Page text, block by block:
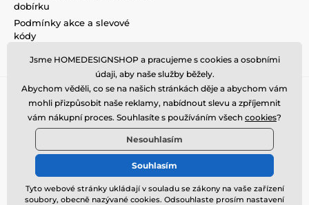
dobírku
Podmínky akce a slevové
kódy
Jsme HOMEDESIGNSHOP a pracujeme s cookies a osobními
údaji, aby naše služby běžely.
Abychom věděli, co se na našich stránkách děje a abychom vám
mohli přizpůsobit naše reklamy, nabídnout slevu a zpříjemnit
vám nákupní proces. Souhlasíte s používáním všech cookies?
Nesouhlasím
Souhlasím
Tyto webové stránky ukládají v souladu se zákony na vaše zařízení
soubory, obecně nazývané cookies. Odsouhlaste prosím nastavení